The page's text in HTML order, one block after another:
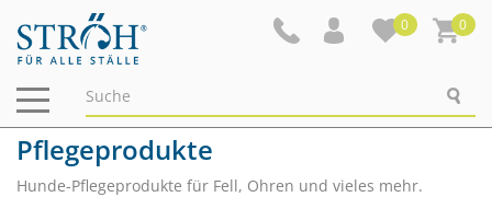
0 0
Navigation
ein-/ausblenden
Pflegeprodukte
Hunde-Pflegeprodukte für Fell, Ohren und vieles mehr.